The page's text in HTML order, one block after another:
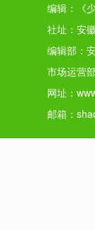
编辑：《
社址：安
编辑部：
市场运营
网址：
邮箱：